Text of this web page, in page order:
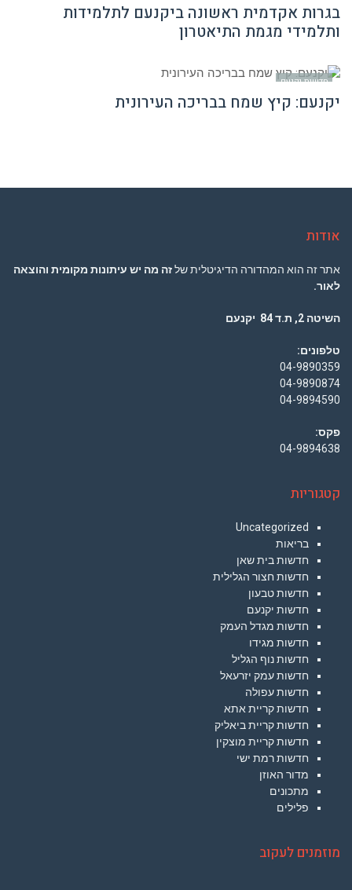
בגרות אקדמית ראשונה ביקנעם לתלמידות
ותלמידי מגמת התיאטרון
חדשות יקנעם
יקנעם: קיץ שמח בבריכה העירונית
אודות
אתר זה הוא המהדורה הדיגיטלית שלזה מה יש עיתונות מקומית והוצאה
לאור.
השיטה 2, ת.ד 84 יקנעם
טלפונים:
04-9890359
04-9890874
04-9894590
פקס:
04-9894638
קטגוריות
Uncategorized
בריאות
חדשות בית שאן
חדשות חצור הגלילית
חדשות טבעון
חדשות יקנעם
חדשות מגדל העמק
חדשות מגידו
חדשות נוף הגליל
חדשות עמק יזרעאל
חדשות עפולה
חדשות קריית אתא
חדשות קריית ביאליק
חדשות קריית מוצקין
חדשות רמת ישי
מדור האוזן
מתכונים
פלילים
מוזמנים לעקוב